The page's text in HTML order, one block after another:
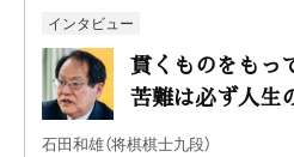
インタビュー
貫くものをもっ
苦難は必ず人生
石田和雄（将棋棋士九段）